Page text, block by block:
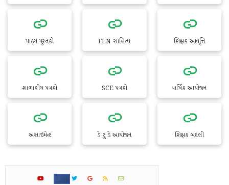
પાઠ્ય પુસ્તકો FLN સાહિત્ય શિક્ષક આવૃત્તિ
શાળાકીય પત્રકો SCE પત્રકો વાર્ષિક આયોજન
અસાઇમેન્ટ ડે ટુ ડે આયોજન શિક્ષક બદલી